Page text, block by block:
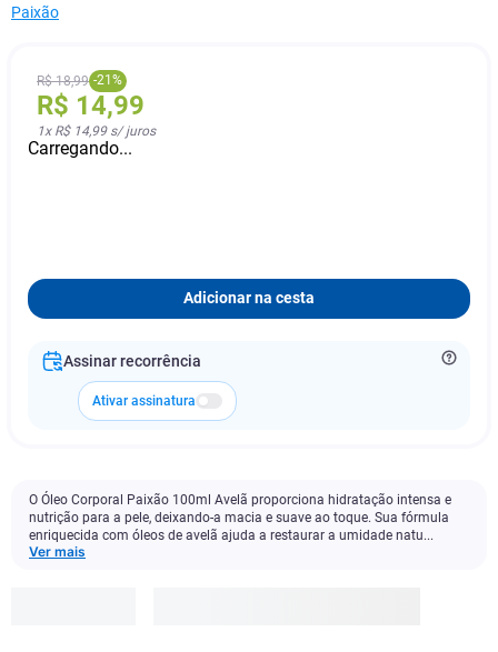
Paixão
R$ 18,99 -21 %
R$ 14,99
1x R$ 14,99s/ juros
Carregando...
Adicionar na cesta
Assinar recorrência
Ativar assinatura
O Óleo Corporal Paixão 100ml Avelã proporciona hidratação intensa e
nutrição para a pele, deixando-a macia e suave ao toque. Sua fórmula
enriquecida com óleos de avelã ajuda a restaurar a umidade natu...
Ver mais